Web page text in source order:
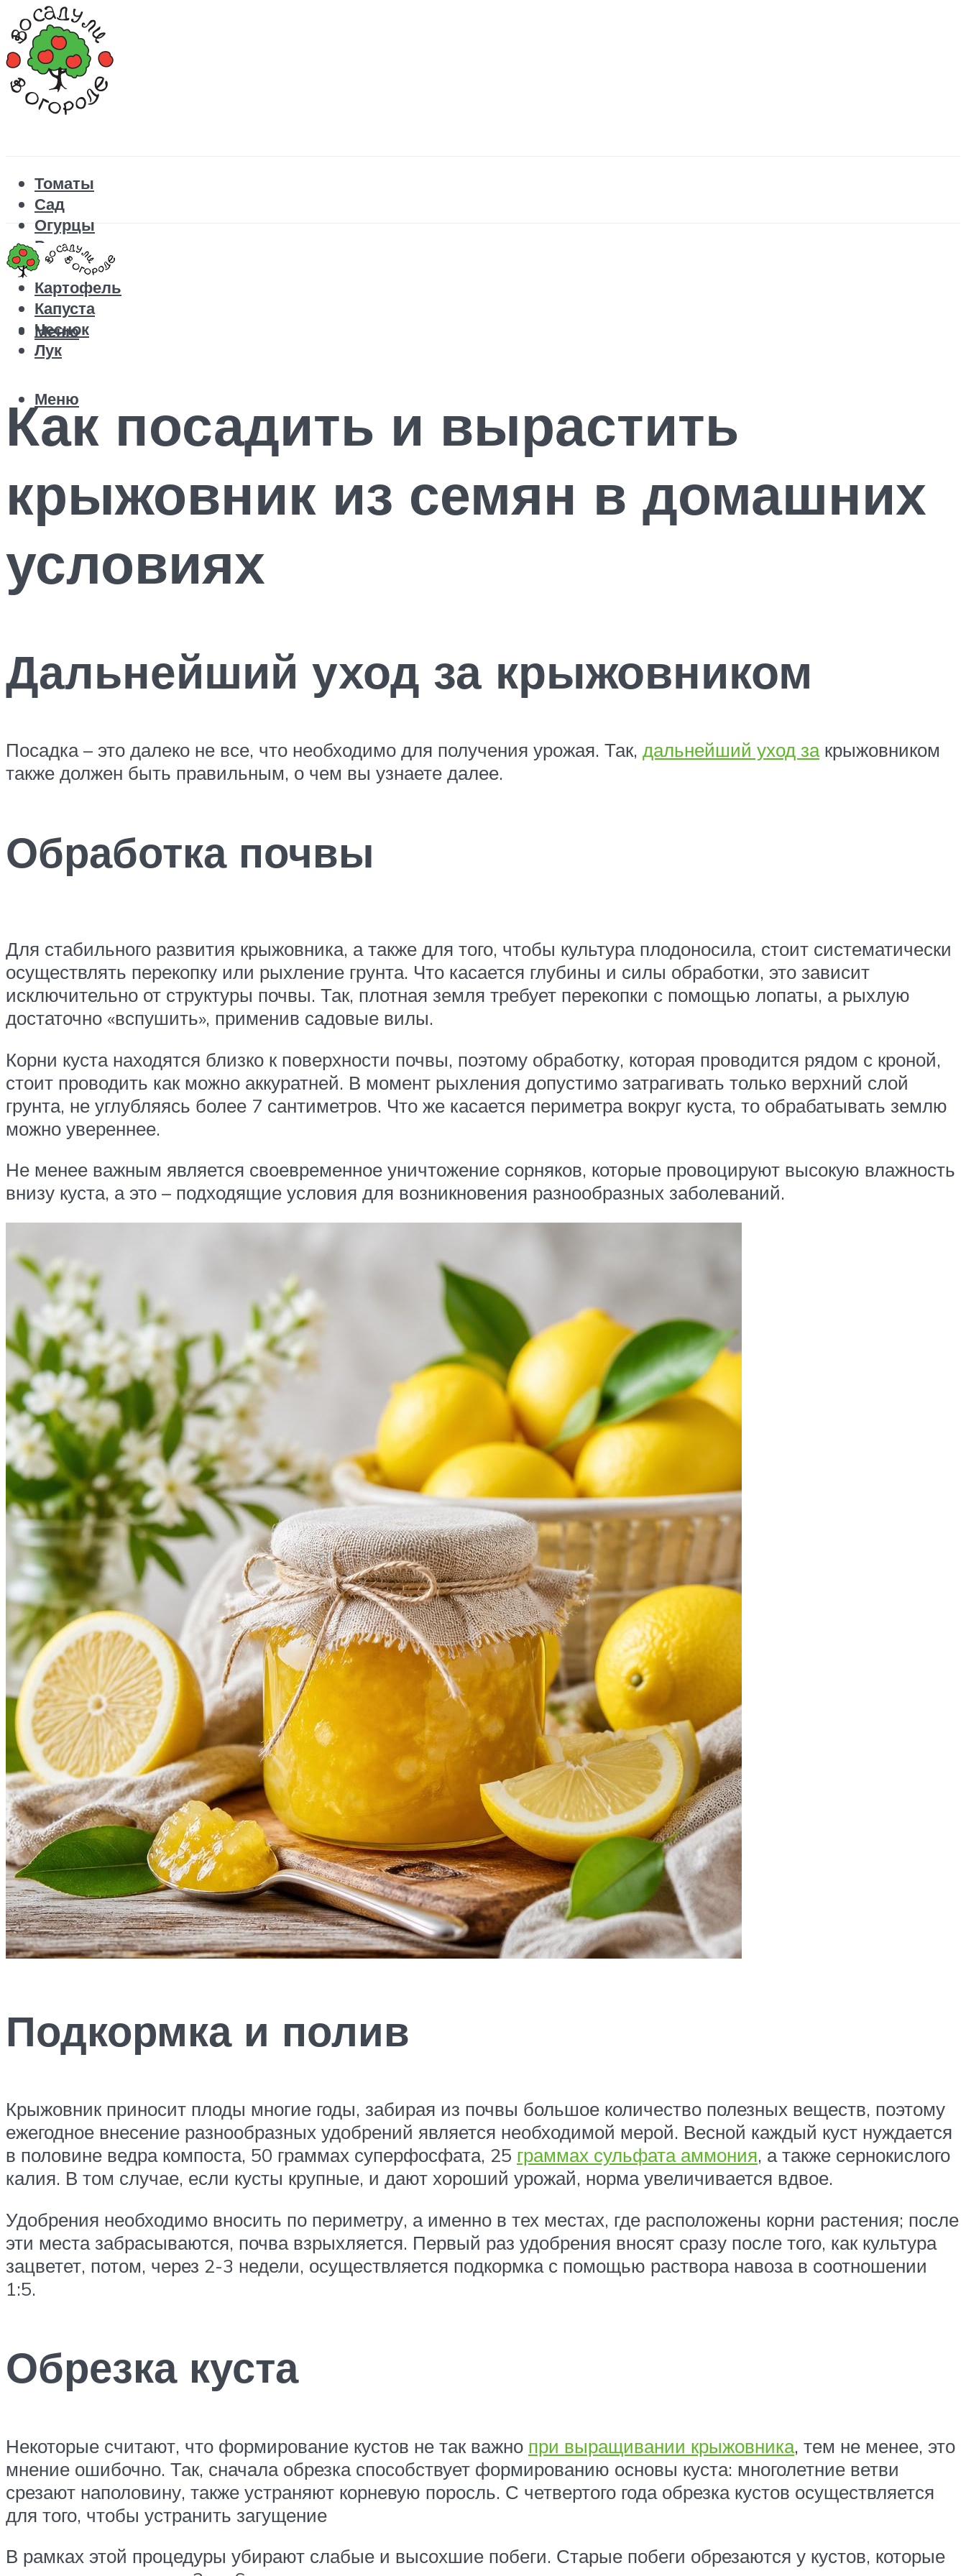
Томаты
Сад
Огурцы
Рецепты
Перец
Картофель
Капуста
Чеснок
Лук
Меню
Меню
Как посадить и вырастить
крыжовник из семян в домашних
условиях
Дальнейший уход за крыжовником
Посадка – это далеко не все, что необходимо для получения урожая. Так, дальнейший уход закрыжовником
также должен быть правильным, о чем вы узнаете далее.
Обработка почвы
Для стабильного развития крыжовника, а также для того, чтобы культура плодоносила, стоит систематически
осуществлять перекопку или рыхление грунта. Что касается глубины и силы обработки, это зависит
исключительно от структуры почвы. Так, плотная земля требует перекопки с помощью лопаты, а рыхлую
достаточно «вспушить», применив садовые вилы.
Корни куста находятся близко к поверхности почвы, поэтому обработку, которая проводится рядом с кроной,
стоит проводить как можно аккуратней. В момент рыхления допустимо затрагивать только верхний слой
грунта, не углубляясь более 7 сантиметров. Что же касается периметра вокруг куста, то обрабатывать землю
можно увереннее.
Не менее важным является своевременное уничтожение сорняков, которые провоцируют высокую влажность
внизу куста, а это – подходящие условия для возникновения разнообразных заболеваний.
Подкормка и полив
Крыжовник приносит плоды многие годы, забирая из почвы большое количество полезных веществ, поэтому
ежегодное внесение разнообразных удобрений является необходимой мерой. Весной каждый куст нуждается
в половине ведра компоста, 50 граммах суперфосфата, 25 граммах сульфата аммония, а также сернокислого
калия. В том случае, если кусты крупные, и дают хороший урожай, норма увеличивается вдвое.
Удобрения необходимо вносить по периметру, а именно в тех местах, где расположены корни растения; после
эти места забрасываются, почва взрыхляется. Первый раз удобрения вносят сразу после того, как культура
зацветет, потом, через 2-3 недели, осуществляется подкормка с помощью раствора навоза в соотношении
1:5.
Обрезка куста
Некоторые считают, что формирование кустов не так важно при выращивании крыжовника, тем не менее, это
мнение ошибочно. Так, сначала обрезка способствует формированию основы куста: многолетние ветви
срезают наполовину, также устраняют корневую поросль. С четвертого года обрезка кустов осуществляется
для того, чтобы устранить загущение
В рамках этой процедуры убирают слабые и высохшие побеги. Старые побеги обрезаются у кустов, которые